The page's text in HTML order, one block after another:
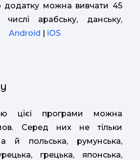
можна вивчати 45
арабську, данську,
Android | iOS
цієї програми можна
Серед них не тільки
а й польська, румунська,
грецька, японська,